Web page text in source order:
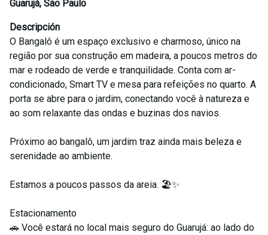
Guarujá, São Paulo
Descripción
O Bangalô é um espaço exclusivo e charmoso, único na
região por sua construção em madeira, a poucos metros do
mar e rodeado de verde e tranquilidade. Conta com ar-
condicionado, Smart TV e mesa para refeições no quarto. A
porta se abre para o jardim, conectando você à natureza e
ao som relaxante das ondas e buzinas dos navios.
Próximo ao bangalô, um jardim traz ainda mais beleza e
serenidade ao ambiente.
Estamos a poucos passos da areia. 🏖️✨
Estacionamento
🚗 Você estará no local mais seguro do Guarujá: ao lado do